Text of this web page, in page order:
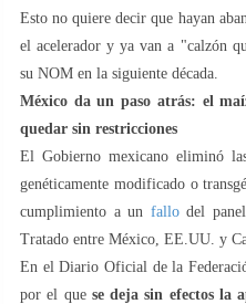
Esto no quiere decir que hayan
el acelerador y ya van a "calzón
su NOM en la siguiente década.
México da un paso atrás: el
quedar sin restricciones
El Gobierno mexicano eliminó
genéticamente modificado o
cumplimiento a un fallodel panel
Tratado entre México, EE.UU. y
En el Diario Oficial de la
por el que se deja sin efectos la